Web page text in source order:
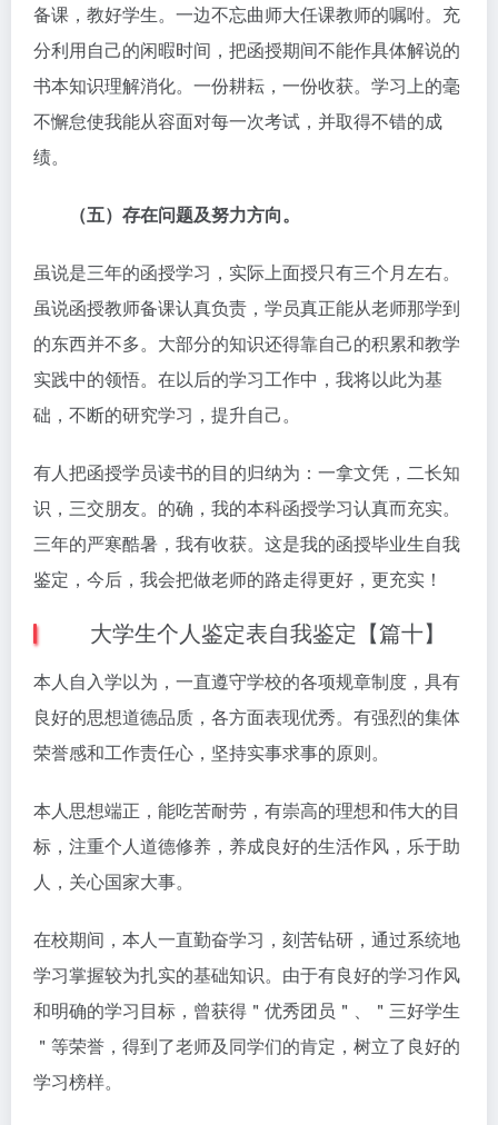
备课，教好学生。一边不忘曲师大任课教师的嘱咐。充
分利用自己的闲暇时间，把函授期间不能作具体解说的
书本知识理解消化。一份耕耘，一份收获。学习上的毫
不懈怠使我能从容面对每一次考试，并取得不错的成
绩。
（五）存在问题及努力方向。
虽说是三年的函授学习，实际上面授只有三个月左右。
虽说函授教师备课认真负责，学员真正能从老师那学到
的东西并不多。大部分的知识还得靠自己的积累和教学
实践中的领悟。在以后的学习工作中，我将以此为基
础，不断的研究学习，提升自己。
有人把函授学员读书的目的归纳为：一拿文凭，二长知
识，三交朋友。的确，我的本科函授学习认真而充实。
三年的严寒酷暑，我有收获。这是我的函授毕业生自我
鉴定，今后，我会把做老师的路走得更好，更充实！
大学生个人鉴定表自我鉴定【篇十】
本人自入学以为，一直遵守学校的各项规章制度，具有
良好的思想道德品质，各方面表现优秀。有强烈的集体
荣誉感和工作责任心，坚持实事求事的原则。
本人思想端正，能吃苦耐劳，有崇高的理想和伟大的目
标，注重个人道德修养，养成良好的生活作风，乐于助
人，关心国家大事。
在校期间，本人一直勤奋学习，刻苦钻研，通过系统地
学习掌握较为扎实的基础知识。由于有良好的学习作风
和明确的学习目标，曾获得＂优秀团员＂、＂三好学生
＂等荣誉，得到了老师及同学们的肯定，树立了良好的
学习榜样。